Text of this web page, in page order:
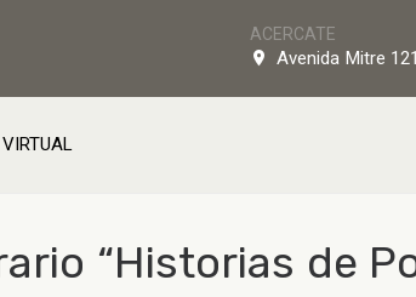
ACERCATE
Avenida Mitre
“Historias de